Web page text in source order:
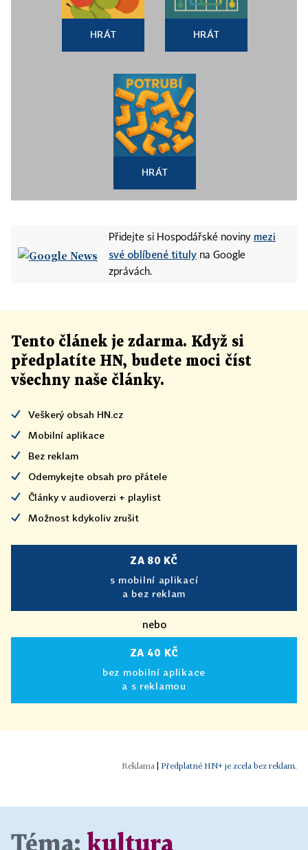
HRÁT HRÁT
HRÁT
Přidejte si Hospodářské noviny mezi
své oblíbené tituly na Google
zprávách.
Tento článek je zdarma. Když si
předplatíte HN, budete moci číst
všechny naše články.
Veškerý obsah HN.cz
Mobilní aplikace
Bez reklam
Odemykejte obsah pro přátele
Články v audioverzi + playlist
Možnost kdykoliv zrušit
ZA 80 KČ
s mobilní aplikací
a bez reklam
nebo
ZA 40 KČ
bez mobilní aplikace
a s reklamou
Předplatné HN+ je zcela bez reklam.
Téma: kultura